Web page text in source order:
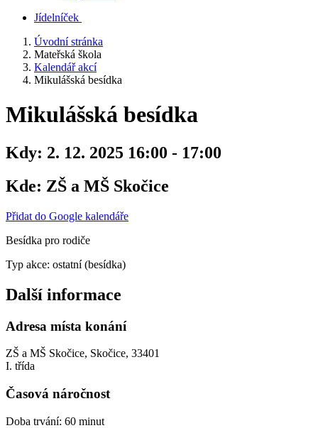
Jídelníček
Úvodní stránka
Mateřská škola
Kalendář akcí
Mikulášská besídka
Mikulášská besídka
Kdy: 2. 12. 2025 16:00 - 17:00
Kde: ZŠ a MŠ Skočice
Přidat do Google kalendáře
Besídka pro rodiče
Typ akce: ostatní (besídka)
Další informace
Adresa místa konání
ZŠ a MŠ Skočice, Skočice, 33401
I. třída
Časová náročnost
Doba trvání: 60 minut